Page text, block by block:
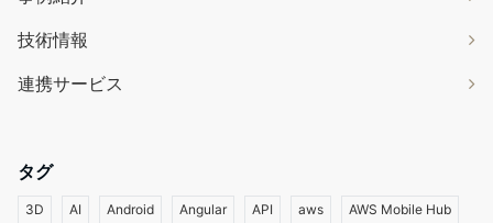
技術情報
連携サービス
タグ
3D AI Android Angular API aws AWS Mobile Hub